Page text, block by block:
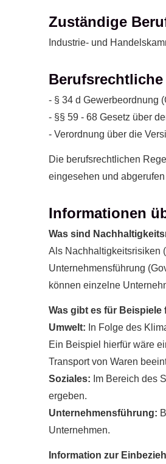
Zuständige
Industrie- und
- § 34 d Gewerbeordnung
- §§ 59 - 68 Gesetz über
- Verordnung über die
Die berufsrechtlichen
eingesehen und
Informationen
Was sind
Als Nachhaltigkeitsrisiken
Unternehmensführung
können einzelne
Was gibt es für
Umwelt: In Folge des
Ein Beispiel hierfür wäre
Transport von Waren
Soziales: Im Bereich des
ergeben.
Unternehmensführung:
Unternehmen.
Information zur